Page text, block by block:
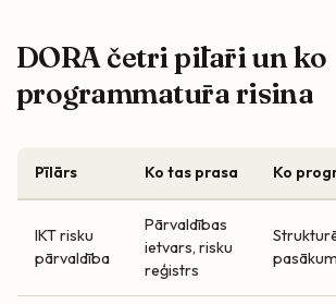
DORA četri pīlāri un ko
programmatūra risina
Pīlārs Ko tas prasa Ko
IKT risku
pārvaldība
Pārvaldības
ietvars, risku
reģistrs